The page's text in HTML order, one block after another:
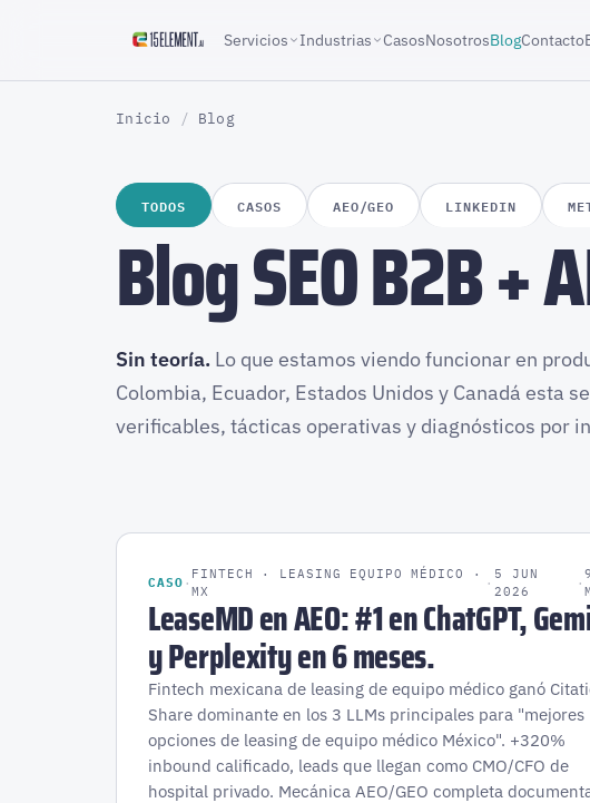
Servicios Industrias CasosNosotrosBlogContacto
Inicio / Blog
TODOS CASOS AEO/GEO LINKEDIN
Blog SEO B2B +
Sin teoría. Lo que estamos viendo funcionar en
Colombia, Ecuador, Estados Unidos y Canadá esta
verificables, tácticas operativas y diagnósticos por
CASO ·
FINTECH · LEASING EQUIPO MÉDICO ·
MX
·
5 JUN
2026
·
9
LeaseMD en AEO: #1 en ChatGPT,
y Perplexity en 6 meses.
Fintech mexicana de leasing de equipo médico ganó
Share dominante en los 3 LLMs principales para "mejores
opciones de leasing de equipo médico México". +320%
inbound calificado, leads que llegan como CMO/CFO de
hospital privado. Mecánica AEO/GEO completa